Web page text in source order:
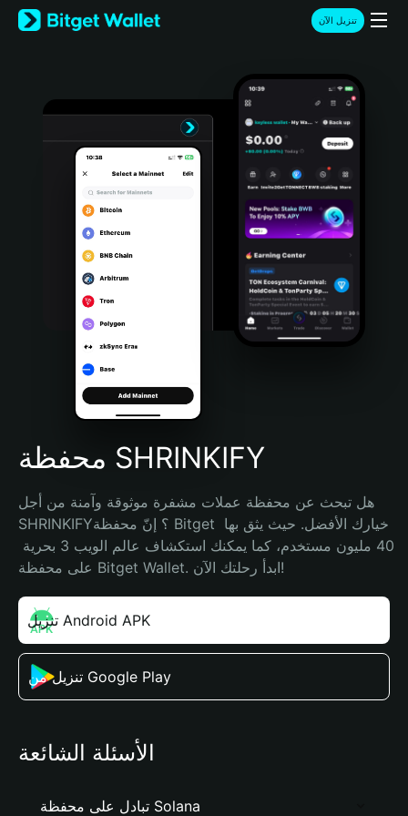
English
日本語
Türkçe
Português (Portugal)
Bahasa Indonesia
Português (Brasil)
Español (Argentina)
تنزيل الآن
محفظة SHRINKIFY
هل تبحث عن محفظة عملات مشفرة موثوقة وآمنة من أجل
SHRINKIFY؟ إنّ محفظة Bitget خيارك الأفضل. حيث يثق بها
على محفظة Bitget Wallet. ابدأ رحلتك الآن!
تنزيل Android APK
تنزيل من Google Play
الأسئلة الشائعة
تبادل على محفظة Solana